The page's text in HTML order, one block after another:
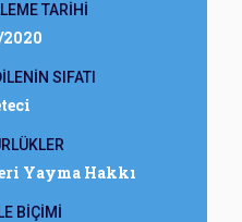
TARİHİ
SIFATI
Yayma Hakkı
BİÇİMİ